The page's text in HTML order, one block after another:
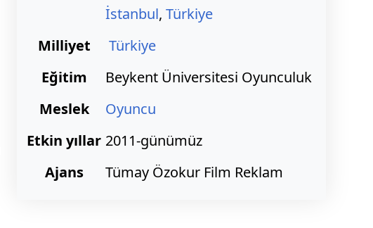
İstanbul, Türkiye
Milliyet
Türkiye
Eğitim
Beykent Üniversitesi Oyunculuk
Meslek
Oyuncu
Etkin yıllar 2011-günümüz
Ajans
Tümay Özokur Film Reklam